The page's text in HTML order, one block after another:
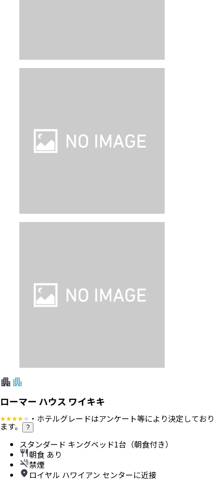
ローマー ハウス ワイキキ
・ホテルグレードはアンケート等により決定しており
ます。 ?
スタンダード キングベッド1台（朝食付き）
朝食 あり
禁煙
ロイヤル ハワイアン センターに近接